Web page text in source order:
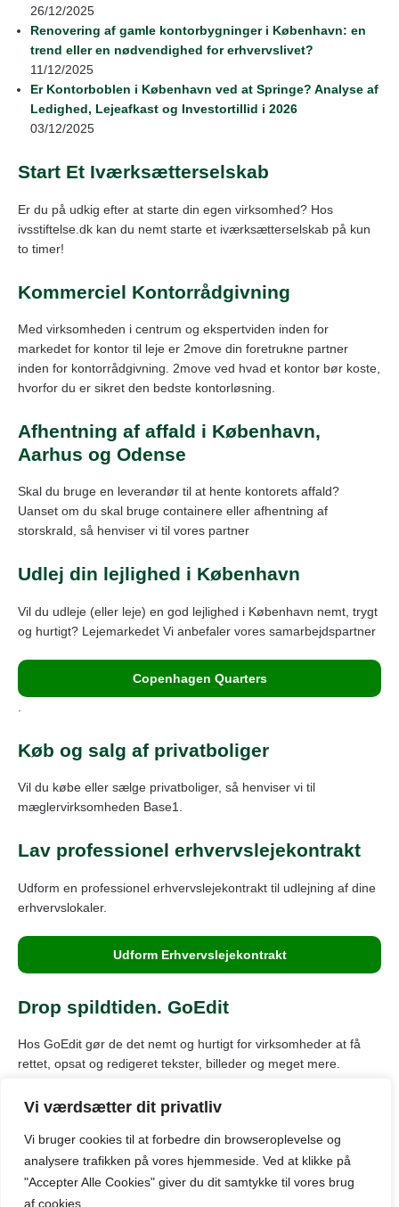
Vi værdsætter dit privatliv
Vi bruger cookies til at forbedre din browseroplevelse og
analysere trafikken på vores hjemmeside Ved at klikke på
"Accepter Alle Cookies" giver du dit samtykke til vores brug
af cookies.
26/12/2025
Renovering af gamle kontorbygninger i København: en
trend eller en nødvendighed for erhvervslivet?
11/12/2025
Er Kontorboblen i København ved at Springe? Analyse af
Ledighed, Lejeafkast og Investortillid i 2026
03/12/2025
Start Et Iværksætterselskab
Er du på udkig efter at starte din egen virksomhed? Hos
ivsstiftelse.dk kan du nemt starte et iværksætterselskab på kun
to timer!
Kommerciel Kontorrådgivning
Med virksomheden i centrum og ekspertviden inden for
markedet for kontor til leje er 2move din foretrukne partner
inden for kontorrådgivning. 2move ved hvad et kontor bør koste,
hvorfor du er sikret den bedste kontorløsning.
Afhentning af affald i København,
Aarhus og Odense
Skal du bruge en leverandør til at hente kontorets affald?
Uanset om du skal bruge containere eller afhentning af
storskrald, så henviser vi til vores partner
Udlej din lejlighed i København
Vil du udleje (eller leje) en god lejlighed i København nemt, trygt
og hurtigt? Lejemarkedet Vi anbefaler vores samarbejdspartner
Copenhagen Quarters
Køb og salg af privatboliger
Vil du købe eller sælge privatboliger, så henviser vi til
mæglervirksomheden Base1.
Lav professionel erhvervslejekontrakt
Udform en professionel erhvervslejekontrakt til udlejning af dine
erhvervslokaler.
Udform Erhvervslejekontrakt
Drop spildtiden. GoEdit
Hos GoEdit gør de det nemt og hurtigt for virksomheder at få
rettet, opsat og redigeret tekster, billeder og meget mere.
© Kontor-kbh.dk: Oversigt over markedet for kontorlokaler til leje
i København.
(+45) 70 20 08 14 |info@kontor-kbh.dk